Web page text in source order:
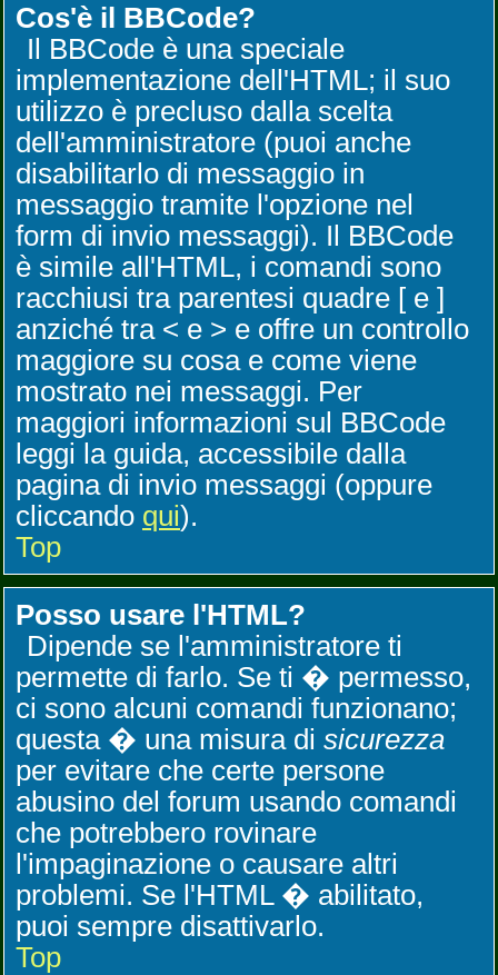
Cos'è il BBCode?
Il BBCode è una speciale
implementazione dell'HTML; il suo
utilizzo è precluso dalla scelta
dell'amministratore (puoi anche
disabilitarlo di messaggio in
messaggio tramite l'opzione nel
form di invio messaggi). Il BBCode
è simile all'HTML, i comandi sono
racchiusi tra parentesi quadre [ e ]
anziché tra < e > e offre un controllo
maggiore su cosa e come viene
mostrato nei messaggi. Per
maggiori informazioni sul BBCode
leggi la guida, accessibile dalla
pagina di invio messaggi (oppure
cliccando qui).
Top
Posso usare l'HTML?
Dipende se l'amministratore ti
permette di farlo. Se ti � permesso,
ci sono alcuni comandi funzionano;
questa � una misura di sicurezza
per evitare che certe persone
abusino del forum usando comandi
che potrebbero rovinare
l'impaginazione o causare altri
problemi. Se l'HTML � abilitato,
puoi sempre disattivarlo.
Top